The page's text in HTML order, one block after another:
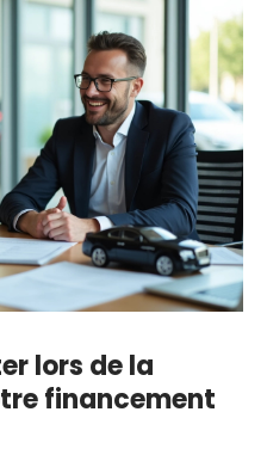
lors de la
financement